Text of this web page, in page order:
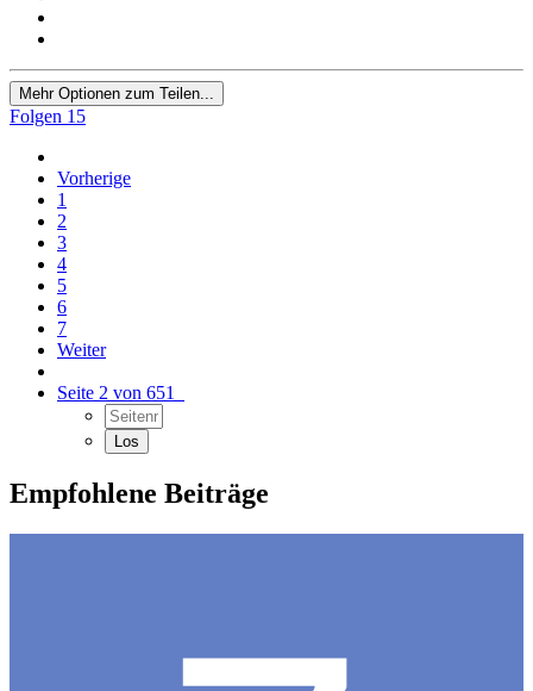
Mehr Optionen zum Teilen...
Folgen 15
Vorherige
1
2
3
4
5
6
7
Weiter
Seite 2 von 651
Empfohlene Beiträge